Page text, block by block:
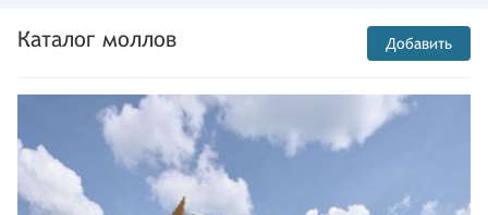
Каталог моллов Добавить